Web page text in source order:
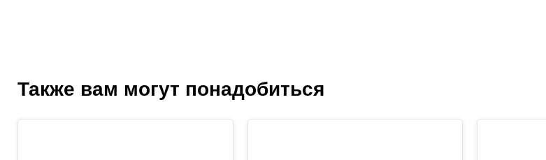
Также вам могут понадобиться